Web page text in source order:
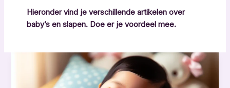
Hieronder vind je verschillende artikelen over
baby’s en slapen. Doe er je voordeel mee.